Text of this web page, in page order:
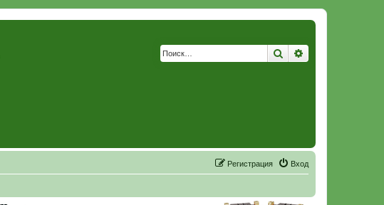
Поиск
Вход
Регистрация